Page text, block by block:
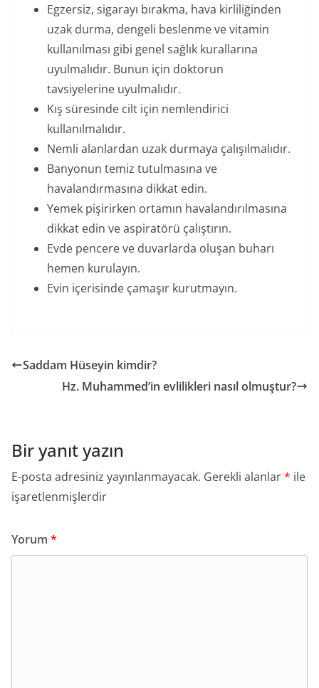
Egzersiz, sigarayı bırakma, hava kirliliğinden
uzak durma, dengeli beslenme ve vitamin
kullanılması gibi genel sağlık kurallarına
uyulmalıdır. Bunun için doktorun
tavsiyelerine uyulmalıdır.
Kış süresinde cilt için nemlendirici
kullanılmalıdır.
Nemli alanlardan uzak durmaya çalışılmalıdır.
Banyonun temiz tutulmasına ve
havalandırmasına dikkat edin.
Yemek pişirirken ortamın havalandırılmasına
dikkat edin ve aspiratörü çalıştırın.
Evde pencere ve duvarlarda oluşan buharı
hemen kurulayın.
Evin içerisinde çamaşır kurutmayın.
Saddam Hüseyin kimdir?
Hz. Muhammed’in evlilikleri nasıl olmuştur?
Bir yanıt yazın
E-posta adresiniz yayınlanmayacak. Gerekli alanlar* ile
işaretlenmişlerdir
Yorum *